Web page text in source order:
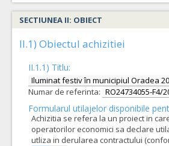
SECTIUNEA II: OBIECT
II.1) Obiectul achizitiei
II.1.1) Titlu:
Iluminat festiv în municipiul Oradea
Numar de referinta: RO24734055-F4/
Formularul utilajelor disponibile
Achizitia se refera la un proiect in
operatorilor economici sa declare
utliza in derularea contractului